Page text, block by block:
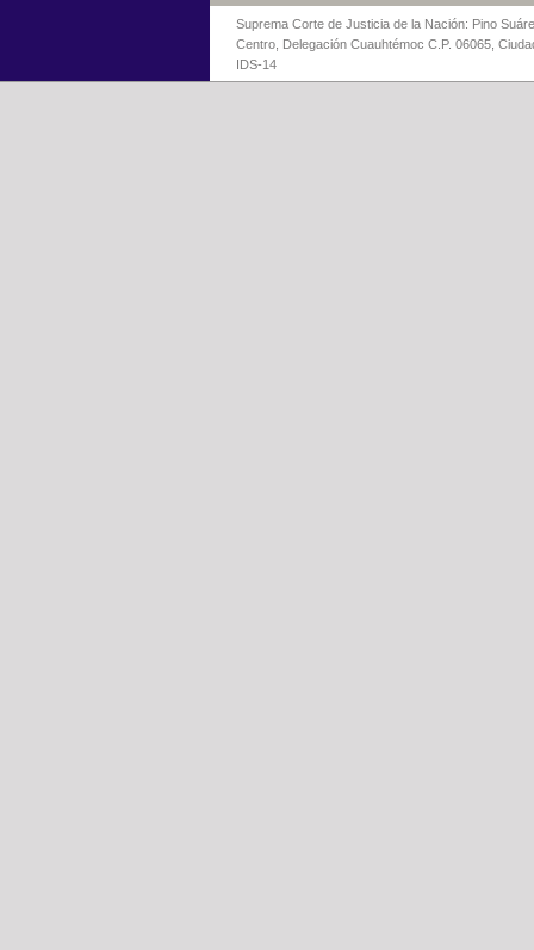
Suprema Corte de Justicia de la Nación: Pino
Centro, Delegación Cuauhtémoc C.P. 06065,
IDS-14